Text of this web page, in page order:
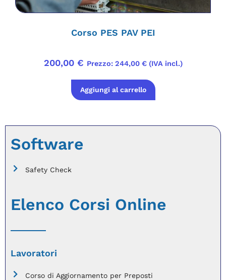
Software
Safety Check
Elenco Corsi Online
Lavoratori
Corso di Aggiornamento per Preposti
Corso PES PAV PEI
200,00 € Prezzo: 244,00 €(IVA incl.)
Aggiungi al carrello